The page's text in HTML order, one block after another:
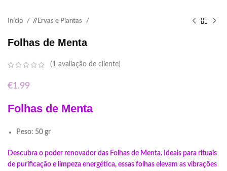
Início / Ervas e Plantas
Folhas de Menta
(1 avaliação de cliente)
€1.99
Folhas de Menta
Peso: 50 gr
Descubra o poder renovador das Folhas de Menta. Ideais para rituais
de purificação e limpeza energética, essas folhas elevam as vibrações